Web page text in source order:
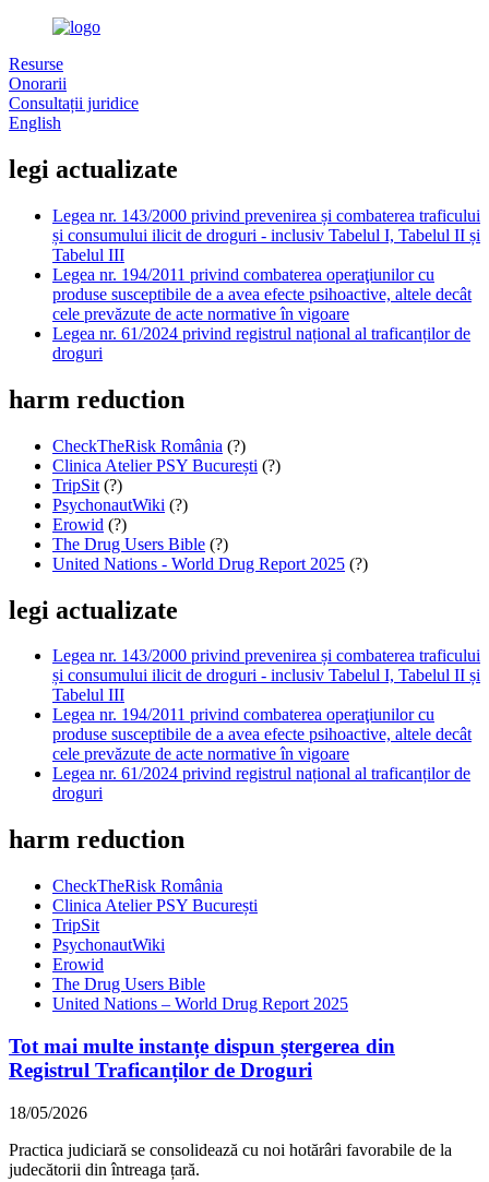
Resurse
Onorarii
Consultații juridice
English
legi actualizate
Legea nr. 143/2000 privind prevenirea și combaterea traficului
și consumului ilicit de droguri - inclusiv Tabelul I, Tabelul II și
Tabelul III
Legea nr. 194/2011 privind combaterea operaţiunilor cu
produse susceptibile de a avea efecte psihoactive, altele decât
cele prevăzute de acte normative în vigoare
Legea nr. 61/2024 privind registrul național al traficanților de
droguri
harm reduction
CheckTheRisk România (?)
Clinica Atelier PSY București (?)
TripSit (?)
PsychonautWiki (?)
Erowid (?)
The Drug Users Bible (?)
United Nations - World Drug Report 2025 (?)
legi actualizate
Legea nr. 143/2000 privind prevenirea și combaterea traficului
și consumului ilicit de droguri - inclusiv Tabelul I, Tabelul II și
Tabelul III
Legea nr. 194/2011 privind combaterea operaţiunilor cu
produse susceptibile de a avea efecte psihoactive, altele decât
cele prevăzute de acte normative în vigoare
Legea nr. 61/2024 privind registrul național al traficanților de
droguri
harm reduction
CheckTheRisk România
Clinica Atelier PSY București
TripSit
PsychonautWiki
Erowid
The Drug Users Bible
United Nations – World Drug Report 2025
Tot mai multe instanțe dispun ștergerea din
Registrul Traficanților de Droguri
18/05/2026
Practica judiciară se consolidează cu noi hotărâri favorabile de la
judecătorii din întreaga țară.